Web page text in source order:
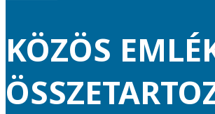
KÖZÖS